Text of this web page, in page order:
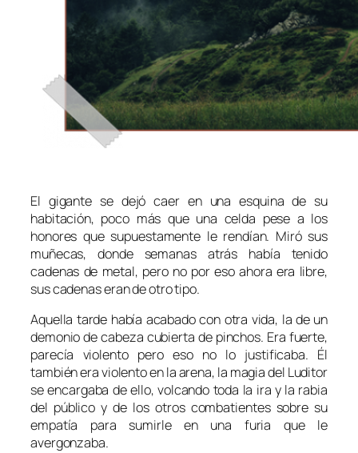
El gigante se dejó caer en una esquina de su
habitación, poco más que una celda pese a los
honores que supuestamente le rendían. Miró sus
muñecas, donde semanas atrás había tenido
cadenas de metal, pero no por eso ahora era libre,
sus cadenas eran de otro tipo.
Aquella tarde había acabado con otra vida, la de un
demonio de cabeza cubierta de pinchos. Era fuerte,
parecía violento pero eso no lo justificaba. Él
también era violento en la arena, la magia del Luditor
se encargaba de ello, volcando toda la ira y la rabia
del público y de los otros combatientes sobre su
empatía para sumirle en una furia que le
avergonzaba.